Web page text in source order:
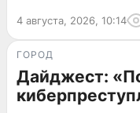
4 августа, 2026, 10:14
ГОРОД
Дайджест: